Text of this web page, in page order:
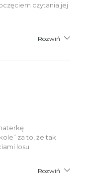
czytania jej
Rozwiń
za to, że tak
losu
Rozwiń